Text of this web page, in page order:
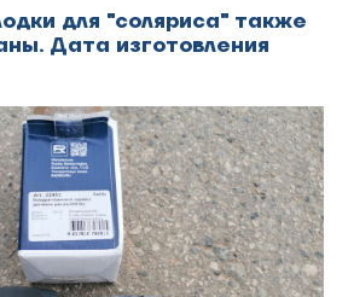
для "соляриса" также
Дата изготовления